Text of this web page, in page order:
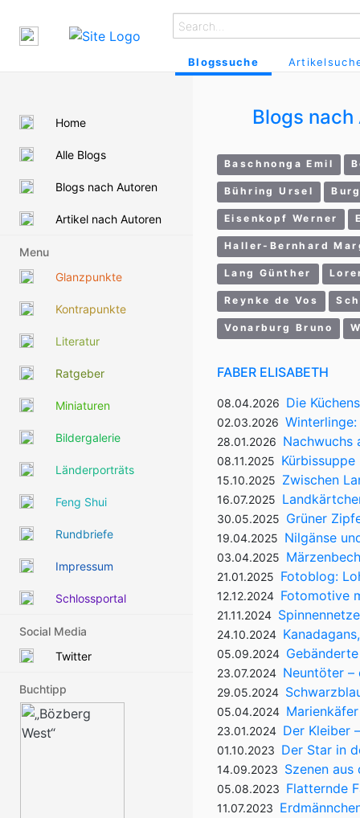
Blogssuche
Home
Alle Blogs
Blogs nach Autoren
Artikel nach Autoren
Menu
Glanzpunkte
Kontrapunkte
Literatur
Ratgeber
Miniaturen
Bildergalerie
Länderporträts
Feng Shui
Rundbriefe
Impressum
Schlossportal
Social Media
Twitter
Buchtipp
Blogs
Baschnonga Emil
Bühring Ursel
Eisenkopf Werner
Haller-Bernhard
Lang Günther
Reynke de Vos
Vonarburg Bruno
FABER ELISABETH
08.04.2026 Die
02.03.2026
28.01.2026 Nachwuchs
08.11.2025 Kürbissuppe
15.10.2025 Zwischen
16.07.2025
30.05.2025 Grüner
19.04.2025 Nilgänse
03.04.2025
21.01.2025 Fotoblog:
12.12.2024 Fotomotive
21.11.2024
24.10.2024
05.09.2024
23.07.2024 Neuntöter –
29.05.2024
05.04.2024
23.01.2024 Der Kleiber
01.10.2023 Der Star in
14.09.2023 Szenen aus
05.08.2023 Flatternde
11.07.2023